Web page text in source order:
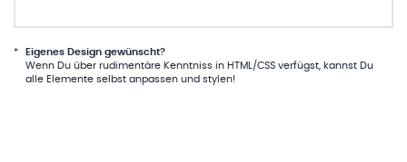
*
Eigenes Design gewünscht?
Wenn Du über rudimentäre Kenntniss in HTML/CSS verfügst, kannst Du
alle Elemente selbst anpassen und stylen!